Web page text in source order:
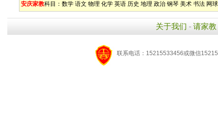
安庆家教科目： 数学 语文 物理 化学 英语 历史 地理 政治 钢琴 美术 书法 网球
关于我们 - 请家教
联系电话：15215533456或微信